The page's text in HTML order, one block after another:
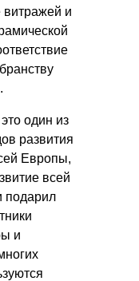
витражей и
один из
развития
Европы,
всей
подарил
и